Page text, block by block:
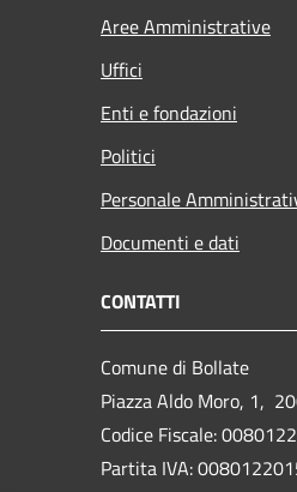
Aree Amministrative
Uffici
Enti e fondazioni
Politici
Personale
Documenti e dati
CONTATTI
Comune di Bollate
Piazza Aldo Moro, 1,
Codice Fiscale:
Partita IVA: